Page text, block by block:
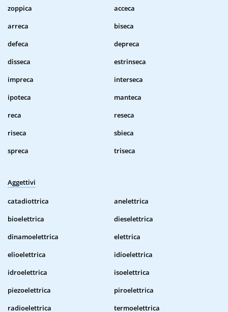
zoppica
acceca
arreca
biseca
defeca
depreca
disseca
estrinseca
impreca
interseca
ipoteca
manteca
reca
reseca
riseca
sbieca
spreca
triseca
Aggettivi
catadiottrica
anelettrica
bioelettrica
dieselettrica
dinamoelettrica
elettrica
elioelettrica
idioelettrica
idroelettrica
isoelettrica
piezoelettrica
piroelettrica
radioelettrica
termoelettrica